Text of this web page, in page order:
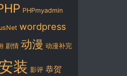
PHPmyadmin
wordpress
剧情 动漫 动漫补完
装 影评 恭贺